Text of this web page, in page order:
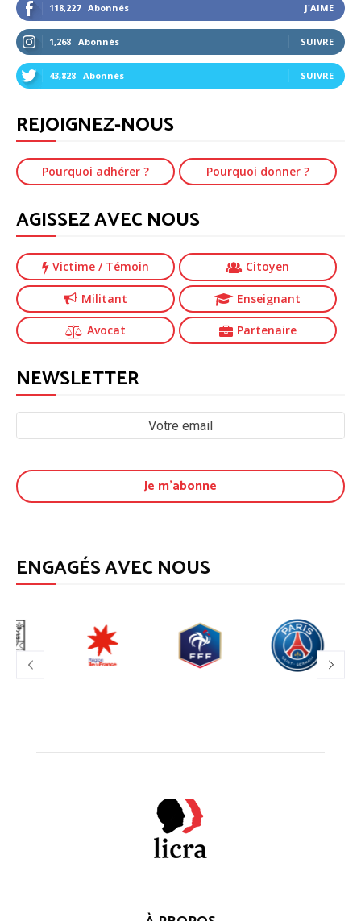
118,227 Abonnés J'AIME
1,268 Abonnés SUIVRE
43,828 Abonnés SUIVRE
REJOIGNEZ-NOUS
Pourquoi adhérer ? Pourquoi donner ?
AGISSEZ AVEC NOUS
Victime / Témoin Citoyen
Militant Enseignant
Avocat Partenaire
NEWSLETTER
ENGAGÉS AVEC NOUS